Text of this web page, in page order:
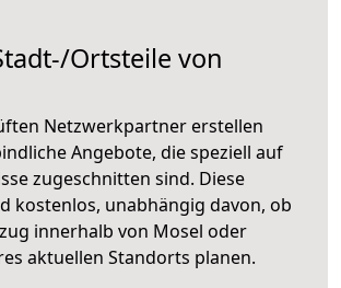
Ortsteile von
Netzwerkpartner erstellen
Angebote, die speziell auf
zugeschnitten sind. Diese
kostenlos, unabhängig davon, ob
innerhalb von Mosel oder
aktuellen Standorts planen.